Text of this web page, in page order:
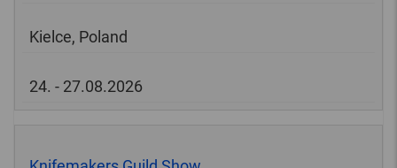
Kielce, Poland
24. - 27.08.2026